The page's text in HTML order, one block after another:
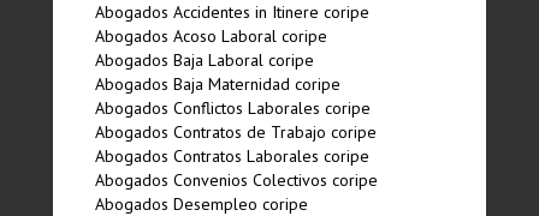
Abogados Accidentes in Itinere coripe
Abogados Acoso Laboral coripe
Abogados Baja Laboral coripe
Abogados Baja Maternidad coripe
Abogados Conflictos Laborales coripe
Abogados Contratos de Trabajo coripe
Abogados Contratos Laborales coripe
Abogados Convenios Colectivos coripe
Abogados Desempleo coripe